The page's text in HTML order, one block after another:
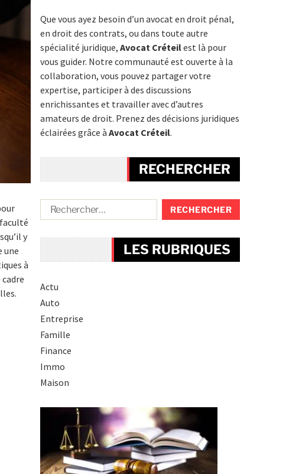
y
une
à
Que vous ayez besoin d’un avocat en droit pénal,
en droit des contrats, ou dans toute autre
spécialité juridique, Avocat Créteilest là pour
vous guider. Notre communauté est ouverte à la
collaboration, vous pouvez partager votre
expertise, participer à des discussions
enrichissantes et travailler avec d’autres
amateurs de droit. Prenez des décisions juridiques
éclairées grâce à Avocat Créteil.
RECHERCHER
LES RUBRIQUES
Actu
Auto
Entreprise
Famille
Finance
Immo
Maison